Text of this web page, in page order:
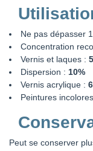
Ne pas dépasser
Concentration
Vernis et laques :
Dispersion : 10%
Vernis acrylique :
Peintures
Peut se conserver